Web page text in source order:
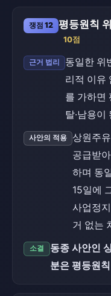
쟁점 12 평등원칙
10점
근거 법리
동일한 위
리적 이유
를 가하면
탈·남용이
사안의 적용
상원주
공급받
하며 동
15일에
사업정
거 없는
소결
동종 사안인
분은 평등원